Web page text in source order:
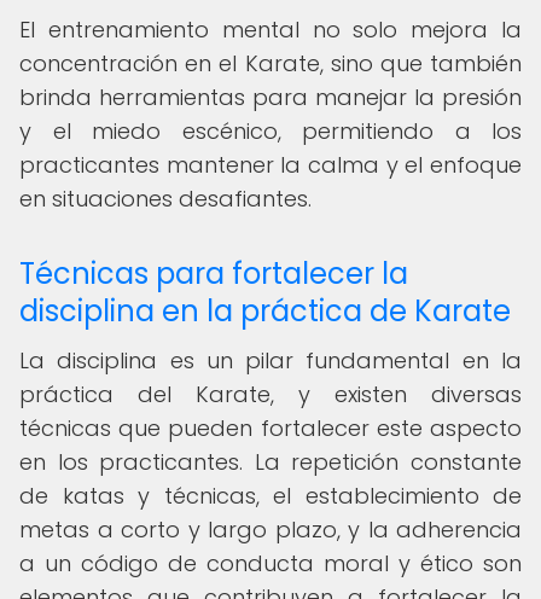
El entrenamiento mental no solo mejora la
concentración en el Karate, sino que también
brinda herramientas para manejar la presión
y el miedo escénico, permitiendo a los
practicantes mantener la calma y el enfoque
en situaciones desafiantes.
Técnicas para fortalecer la
disciplina en la práctica de Karate
La disciplina es un pilar fundamental en la
práctica del Karate, y existen diversas
técnicas que pueden fortalecer este aspecto
en los practicantes. La repetición constante
de katas y técnicas, el establecimiento de
metas a corto y largo plazo, y la adherencia
a un código de conducta moral y ético son